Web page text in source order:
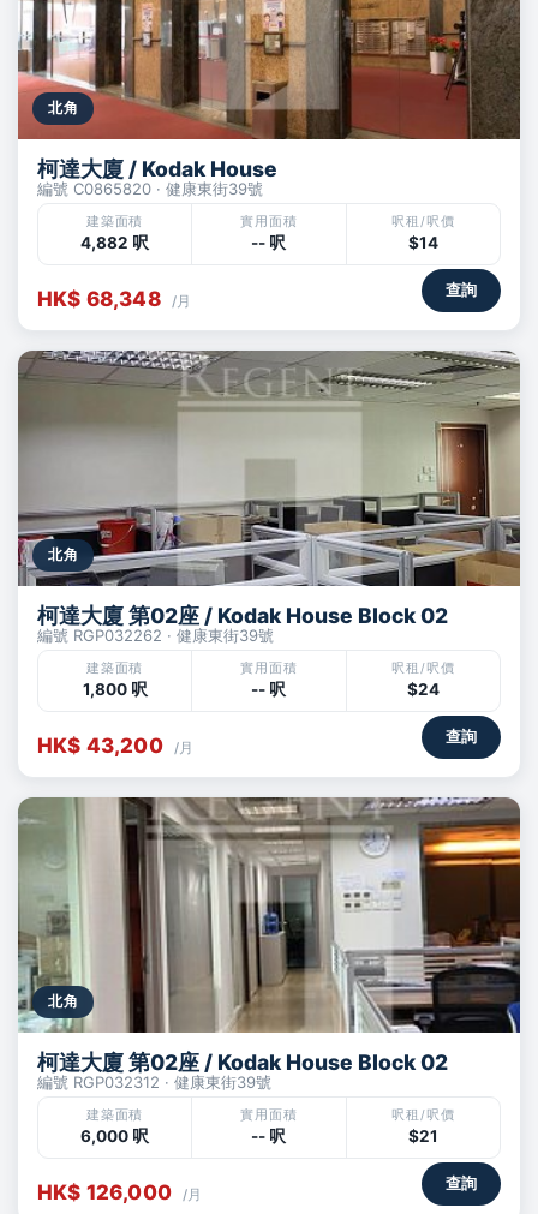
北角
柯達大廈 / Kodak House
編號 C0865820 · 健康東街39號
建築面積
4,882 呎
實用面積
-- 呎
呎租/呎價
$14
HK$ 68,348 /月
查詢
北角
柯達大廈 第02座 / Kodak House Block 02
編號 RGP032262 · 健康東街39號
建築面積
1,800 呎
實用面積
-- 呎
呎租/呎價
$24
HK$ 43,200 /月
查詢
北角
柯達大廈 第02座 / Kodak House Block 02
編號 RGP032312 · 健康東街39號
建築面積
6,000 呎
實用面積
-- 呎
呎租/呎價
$21
HK$ 126,000 /月
查詢